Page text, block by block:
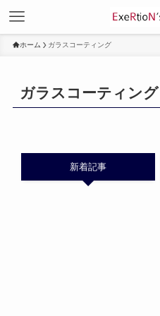
ホーム ガラスコーティング
ガラスコーティング
新着記事